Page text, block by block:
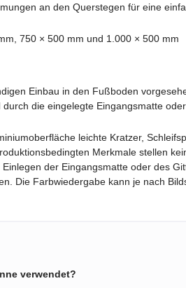
an den Querstegen für eine
750 × 500 mm und 1.000 × 500 mm
Einbau in den Fußboden
die eingelegte Eingangsmatte
leichte Kratzer,
Merkmale stellen
der Eingangsmatte oder des
Die Farbwiedergabe kann je nach
verwendet?